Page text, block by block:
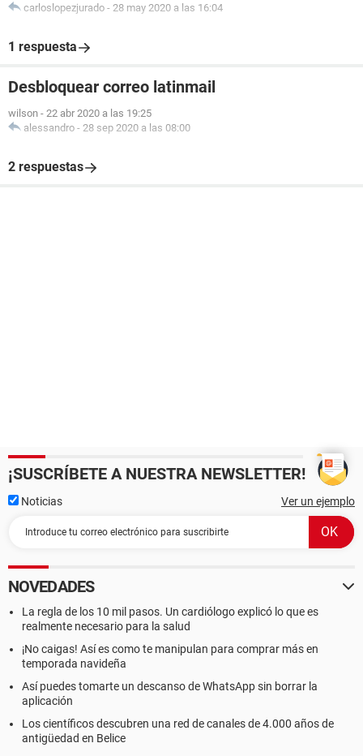
carloslopezjurado - 28 may 2020 a las 16:04
1 respuesta
Desbloquear correo latinmail
wilson - 22 abr 2020 a las 19:25
alessandro - 28 sep 2020 a las 08:00
2 respuestas
¡SUSCRÍBETE A NUESTRA NEWSLETTER!
Noticias Ver un ejemplo
NOVEDADES
La regla de los 10 mil pasos. Un cardiólogo explicó lo que es
realmente necesario para la salud
¡No caigas! Así es como te manipulan para comprar más en
temporada navideña
Así puedes tomarte un descanso de WhatsApp sin borrar la
aplicación
Los científicos descubren una red de canales de 4.000 años de
antigüedad en Belice